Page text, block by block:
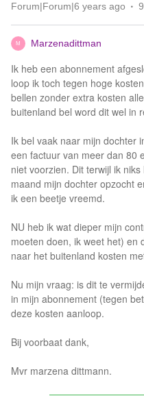
Forum|Forum|6 years ago
M Marzenadittman
Ik heb een abonnement
loop ik toch tegen hoge
bellen zonder extra kosten
buitenland bel word dit wel in
Ik bel vaak naar mijn dochter
een factuur van meer dan 80
niet voorzien. Dit terwijl ik
maand mijn dochter opzocht
ik een beetje vreemd.
NU heb ik wat dieper mijn
moeten doen, ik weet het) en
naar het buitenland kosten
Nu mijn vraag: is dit te
in mijn abonnement (tegen
deze kosten aanloop.
Bij voorbaat dank,
Mvr marzena dittmann.